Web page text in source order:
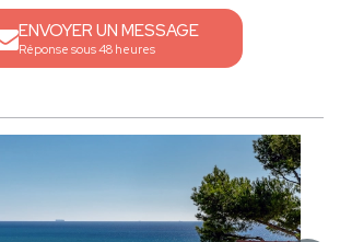
ENVOYER UN MESSAGE
Réponse sous 48 heures